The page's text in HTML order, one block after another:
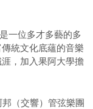
一位多才多藝的多
統文化底蘊的音樂
，加入果阿大學擔
（交響）管弦樂團